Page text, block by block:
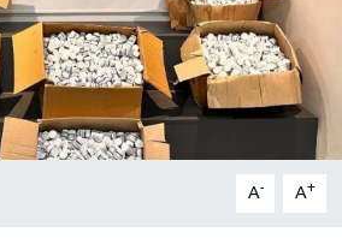
A- A+